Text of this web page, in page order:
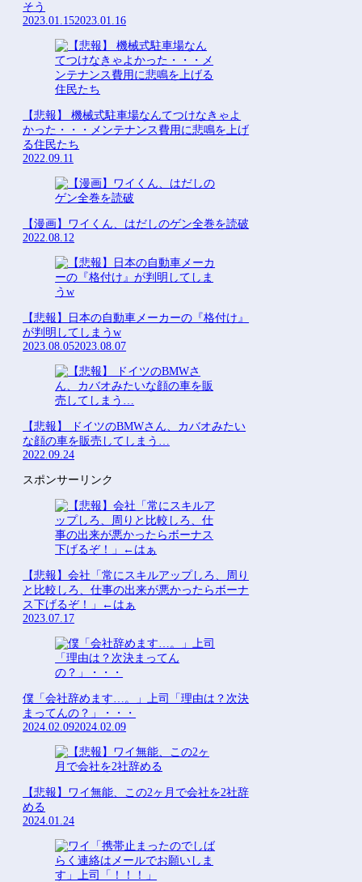
そう
2023.01.152023.01.16
【悲報】 機械式駐車場なんてつけなきゃよ
かった・・・メンテナンス費用に悲鳴を上げ
る住民たち
2022.09.11
【漫画】ワイくん、はだしのゲン全巻を読破
2022.08.12
【悲報】日本の自動車メーカーの『格付け』
が判明してしまうw
2023.08.052023.08.07
【悲報】 ドイツのBMWさん、カバオみたい
な顔の車を販売してしまう…
2022.09.24
スポンサーリンク
【悲報】会社「常にスキルアップしろ、周り
と比較しろ、仕事の出来が悪かったらボーナ
ス下げるぞ！」←はぁ
2023.07.17
僕「会社辞めます…。」上司「理由は？次決
まってんの？」・・・
2024.02.092024.02.09
【悲報】ワイ無能、この2ヶ月で会社を2社辞
める
2024.01.24